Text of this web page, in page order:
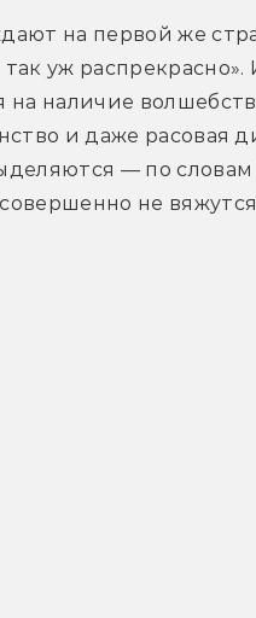
на первой же
уж
на наличие
и даже
— по
не